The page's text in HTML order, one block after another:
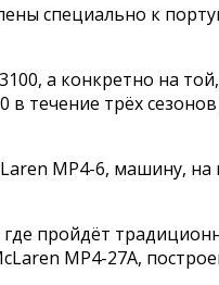
специально к
а конкретно на
течение трёх
MP4-6, машину,
пройдёт
MP4-27A,